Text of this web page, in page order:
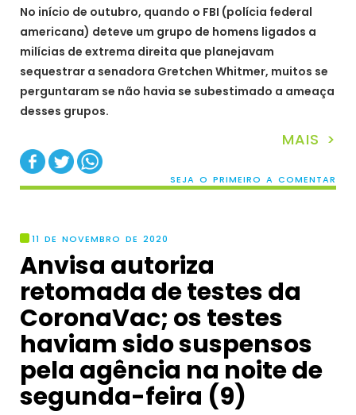
No início de outubro, quando o FBI (polícia federal
americana) deteve um grupo de homens ligados a
milícias de extrema direita que planejavam
sequestrar a senadora Gretchen Whitmer, muitos se
perguntaram se não havia se subestimado a ameaça
desses grupos.
MAIS >
SEJA O PRIMEIRO A COMENTAR
11 DE NOVEMBRO DE 2020
Anvisa autoriza
retomada de testes da
CoronaVac; os testes
haviam sido suspensos
pela agência na noite de
segunda-feira (9)